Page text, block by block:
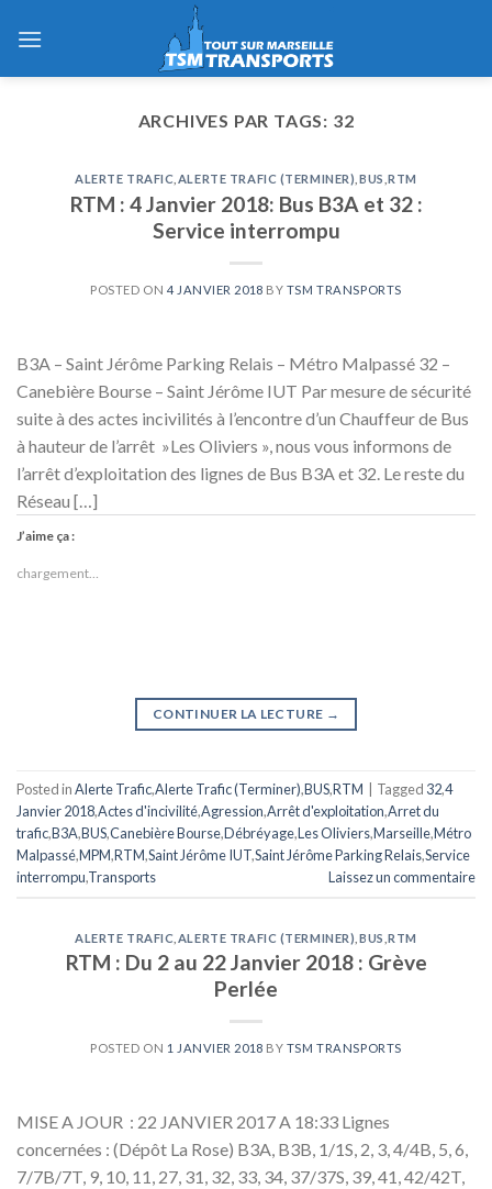
ARCHIVES PAR TAGS: 32
ALERTE TRAFIC ALERTE TRAFIC (TERMINER) BUS ,RTM
RTM : 4 Janvier 2018: Bus B3A et 32 :
Service interrompu
POSTED ON 4 JANVIER 2018 BY TSM TRANSPORTS
B3A – Saint Jérôme Parking Relais – Métro Malpassé 32 –
Canebière Bourse – Saint Jérôme IUT Par mesure de sécurité
suite à des actes incivilités à l’encontre d’un Chauffeur de Bus
à hauteur de l’arrêt »Les Oliviers », nous vous informons de
l’arrêt d’exploitation des lignes de Bus B3A et 32. Le reste du
Réseau […]
J’aime ça :
chargement…
CONTINUER LA LECTURE →
Posted inAlerte Trafic,Alerte Trafic (Terminer),BUS,RTM Tagged 32,4
Janvier 2018,Actes d'incivilité,Agression,Arrêt d'exploitation,Arret du
trafic,B3A,BUS,Canebière Bourse,Débréyage,Les Oliviers,Marseille,Métro
Malpassé,MPM,RTM,Saint Jérôme IUT,Saint Jérôme Parking Relais,Service
interrompu,Transports Laissez un commentaire
ALERTE TRAFIC ALERTE TRAFIC (TERMINER) BUS ,RTM
RTM : Du 2 au 22 Janvier 2018 : Grève
Perlée
POSTED ON 1 JANVIER 2018 BY TSM TRANSPORTS
MISE A JOUR : 22 JANVIER 2017 A 18:33 Lignes
concernées : (Dépôt La Rose) B3A, B3B, 1/1S, 2, 3, 4/4B, 5, 6,
7/7B/7T, 9, 10, 11, 27, 31, 32, 33, 34, 37/37S, 39, 41, 42/42T,